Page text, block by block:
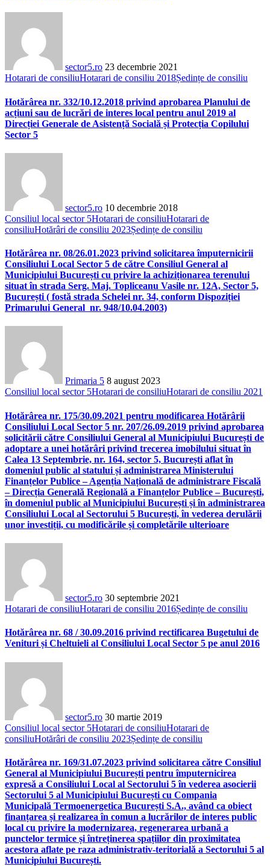
sector5.ro 23 decembrie 2021
Hotarari de consiliuHotarari de consiliu 2018Ședințe de consiliu
Hotărârea nr. 332/10.12.2018 privind aprobarea Planului de
acțiuni sau de lucrări de interes local pentru anul 2019 al
Direcției Generale de Asistență Socială și Protecția Copilului
Sector 5
sector5.ro 10 decembrie 2018
Consiliul local sector 5Hotarari de consiliuHotarari de
consiliuHotărâri de consiliu 2023Ședințe de consiliu
Hotărârea nr. 08/26.01.2023 privind solicitarea împuternicirii
Consiliului Local Sector 5 de către Consiliul General al
Municipiului București cu privire la achiziționarea terenului
situat în strada Serg. Maj. Topliceanu Vasile nr. 12A, Sector 5,
București ( fostă strada Schelei nr. 34, conform Dispoziției
Primarului General nr. 948/10.04.2003)
Primaria 5 8 august 2023
Consiliul local sector 5Hotarari de consiliuHotarari de consiliu 2021
Hotărârea nr. 175/30.09.2021 pentru modificarea Hotărârii
Consiliului Local Sector 5 nr. 207/26.09.2019 privind aprobarea
solicitării către Consiliului General al Municipiului București de
adoptare a unei hotărâri privind trecerea imobilului situat în
Calea 13 Septembrie, nr. 164, sector 5, București aflat în
domeniul public al statului și administrarea Ministerului
Finanțelor Publice – Agenția Națională de administrare Fiscală
– Direcția Generală Regională a Finanțelor Publice – București,
în domeniul public al Municipiului București și în administrarea
Consiliului Local al Sectorului 5 București, în vederea derulării
unor investiții, cu modificările și completările ulterioare
sector5.ro 30 septembrie 2021
Hotarari de consiliuHotarari de consiliu 2016Ședințe de consiliu
Hotărârea nr. 68 / 30.09.2016 privind rectificarea Bugetului de
Venituri și Cheltuieli al Consiliului Local Sector 5 pe anul 2016
sector5.ro 30 martie 2019
Consiliul local sector 5Hotarari de consiliuHotarari de
consiliuHotărâri de consiliu 2023Ședințe de consiliu
Hotărârea nr. 169/31.07.2023 privind solicitarea către Consiliul
General al Municipiului București pentru împuternicirea
expresă a Consiliului Local al Sectorului 5 în vederea asocierii
Sectorului 5 al Municipiului București cu Compania
Municipală Termoenergetica București S.A., având ca obiect
finanțarea și realizarea în comun a lucrărilor de interes public
local cu privire la modernizarea, regenerarea urbană a
punctelor termice și întreținerea spațiilor din proximitatea
acestora aflate pe raza administrativ-teritorială a Sectorului 5 al
Municipiului București.